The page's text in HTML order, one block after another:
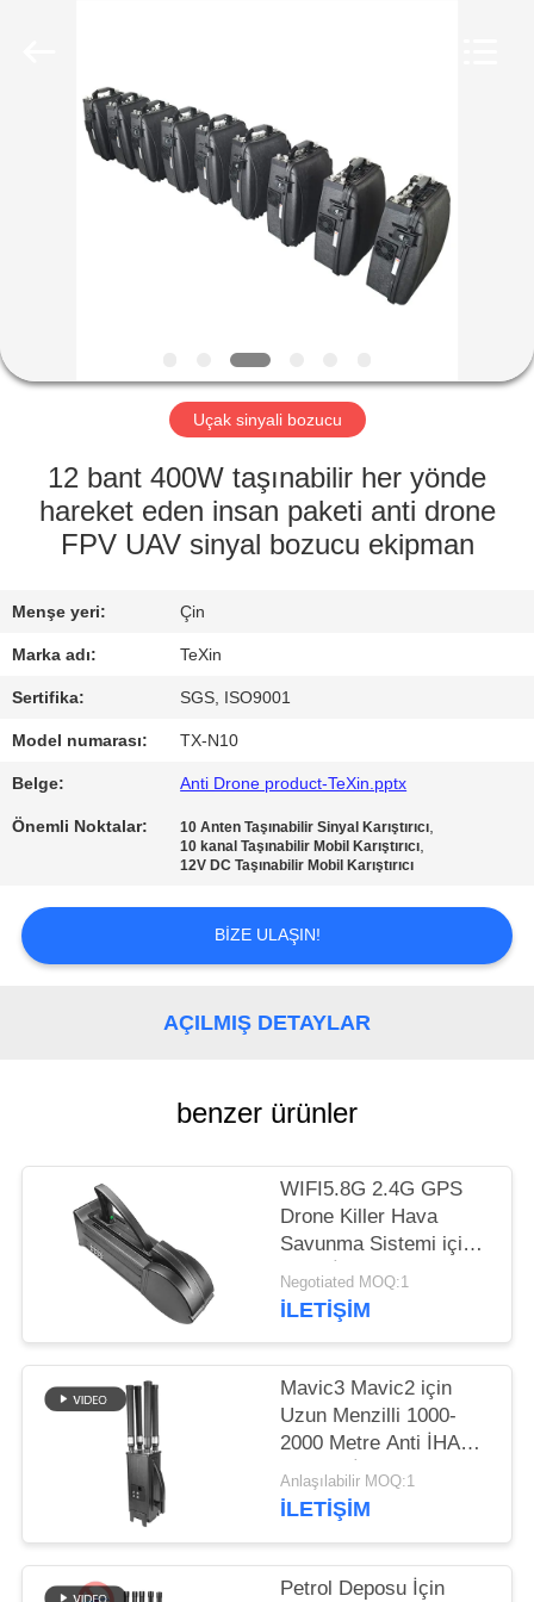
SAYFA
FABRIKA
KALITE
KONTROL
BIZE
ULAŞIN
HABERLER
BLOG
ISTEĞI
Uçak sinyali bozucu
12 bant 400W taşınabilir her yönde
hareket eden insan paketi anti drone
FPV UAV sinyal bozucu ekipman
Menşe yeri: Çin
Marka adı: TeXin
Sertifika: SGS, ISO9001
Model numarası: TX-N10
Belge: Anti Drone product-TeXin.pptx
Önemli Noktalar: 10 Anten Taşınabilir Sinyal Karıştırıcı,
10 kanal Taşınabilir Mobil Karıştırıcı,
12V DC Taşınabilir Mobil Karıştırıcı
BIZE ULAŞIN!
AÇILMIŞ DETAYLAR
benzer ürünler
WIFI5.8G 2.4G GPS
Drone Killer Hava
Savunma Sistemi için
Hava İHA Sayaç
Interceptor
Negotiated MOQ:1
İLETIŞIM
Mavic3 Mavic2 için
Uzun Menzilli 1000-
2000 Metre Anti İHA
Sistemi İHA Drone
Jammer
Anlaşılabilir MOQ:1
İLETIŞIM
Petrol Deposu İçin